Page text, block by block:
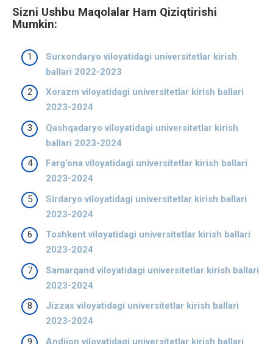
Sizni Ushbu Maqolalar Ham Qiziqtirishi
Mumkin:
Surxondaryo viloyatidagi universitetlar kirish
ballari 2022-2023
Xorazm viloyatidagi universitetlar kirish ballari
2023-2024
Qashqadaryo viloyatidagi universitetlar kirish
ballari 2023-2024
Farg‘ona viloyatidagi universitetlar kirish ballari
2023-2024
Sirdaryo viloyatidagi universitetlar kirish ballari
2023-2024
Toshkent viloyatidagi universitetlar kirish ballari
2023-2024
Samarqand viloyatidagi universitetlar kirish ballari
2023-2024
Jizzax viloyatidagi universitetlar kirish ballari
2023-2024
Andijon viloyatidagi universitetlar kirish ballari